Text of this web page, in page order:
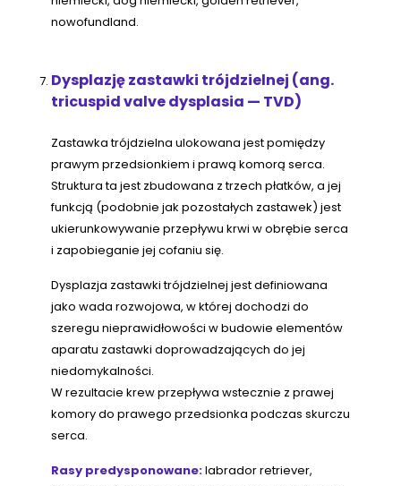
nowofundland.
Dysplazję zastawki trójdzielnej (ang.
tricuspid valve dysplasia — TVD)
Zastawka trójdzielna ulokowana jest pomiędzy
prawym przedsionkiem i prawą komorą serca.
Struktura ta jest zbudowana z trzech płatków, a jej
funkcją (podobnie jak pozostałych zastawek) jest
ukierunkowywanie przepływu krwi w obrębie serca
i zapobieganie jej cofaniu się.
Dysplazja zastawki trójdzielnej jest definiowana
jako wada rozwojowa, w której dochodzi do
szeregu nieprawidłowości w budowie elementów
aparatu zastawki doprowadzających do jej
niedomykalności.
W rezultacie krew przepływa wstecznie z prawej
komory do prawego przedsionka podczas skurczu
serca.
Rasy predysponowane:labrador retriever,